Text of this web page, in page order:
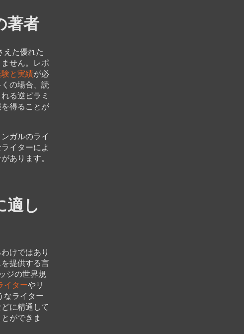
著者
えた優れた
せん。レポ
と実績が必
の場合、読
る逆ピラミ
得ることが
ガルのライ
イターによ
あります。
適し
けではあり
提供する言
ジの世界規
イターやリ
なライター
に精通して
ができま